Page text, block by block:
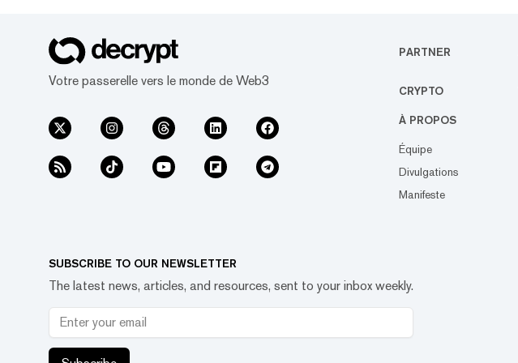
ensuite confirmé que l'attaque avait commencé
parce qu'«un ancien employé de Ledger est
tombé victim...
Votre passerelle vers le monde de Web3
PARTNER
CRYPTO
À PROPOS
Équipe
Divulgations
Manifeste
SUBSCRIBE TO OUR NEWSLETTER
The latest news, articles, and resources, sent to your inbox weekly.